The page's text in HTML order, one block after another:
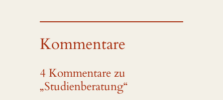
Kommentare
4 Kommentare zu
„Studienberatung“